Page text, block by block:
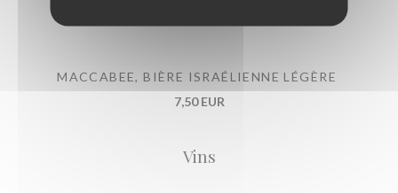
MACCABEE, BIÈRE ISRAÉLIENNE LÉGÈRE
7,50 EUR
Vins